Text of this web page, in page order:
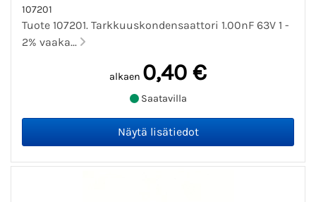
107201
Tuote 107201. Tarkkuuskondensaattori 1.00nF 63V 1 -
2% vaaka...
alkaen 0,40 €
Saatavilla